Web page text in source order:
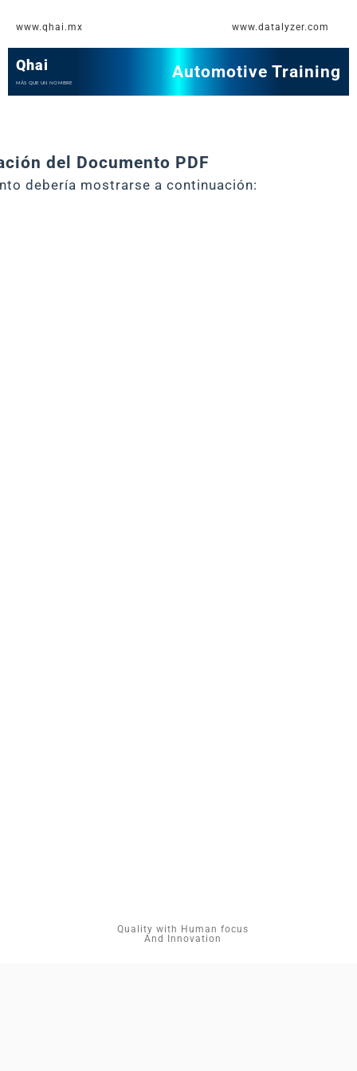
contenido
www.qhai.mx www.datalyzer.com
Qhai
MÁS QUE UN NOMBRE
Automotive Training
del Documento PDF
debería mostrarse a continuación:
Quality with Human focus
And Innovation